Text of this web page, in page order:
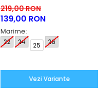
219,00 RON
139,00 RON
Marime:
22 24 25 26
Vezi Variante